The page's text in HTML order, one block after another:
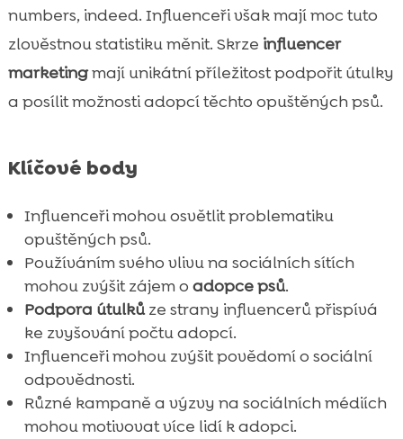
 Jak mohou influenceři ovlivnit adopci psů z
útulků
Příběhy úspěšných adopcí díky
influencerům
Jaký obsah mohou influenceři tvořit pro
 Spolupráce s útulky: Krok za krokem
 Použití sociálních médií v kampaních pro
útulky
Význam autentického a angažovaného
přístupu
Využití hashtagů a virálních výzev
 Finanční podpora útulků prostřednictvím
influencerů
Sociální dopad: Změna vnímání psů z
útulků
numbers, indeed. Influenceři však mají moc tuto
zlověstnou statistiku měnit. Skrze influencer
marketingmají unikátní příležitost podpořit útulky
a posílit možnosti adopcí těchto opuštěných psů.
Klíčové body
Influenceři mohou osvětlit problematiku
opuštěných psů.
Používáním svého vlivu na sociálních sítích
mohou zvýšit zájem o adopce psů.
Podpora útulkůze strany influencerů přispívá
ke zvyšování počtu adopcí.
Influenceři mohou zvýšit povědomí o sociální
odpovědnosti.
Různé kampaně a výzvy na sociálních médiích
mohou motivovat více lidí k adopci.